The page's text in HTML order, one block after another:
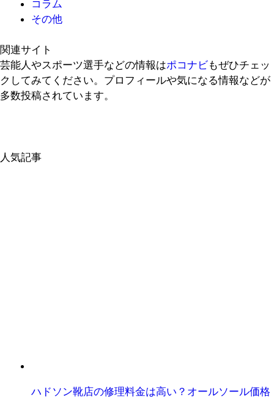
コラム
その他
関連サイト
芸能人やスポーツ選手などの情報はポコナビもぜひチェッ
クしてみてください。プロフィールや気になる情報などが
多数投稿されています。
人気記事
ハドソン靴店の修理料金は高い？オールソール価格